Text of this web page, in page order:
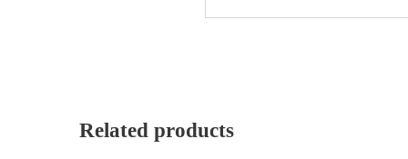
Related products